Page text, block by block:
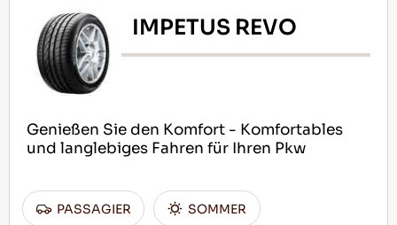
IMPETUS REVO
Genießen Sie den Komfort - Komfortables
und langlebiges Fahren für Ihren Pkw
PASSAGIER SOMMER